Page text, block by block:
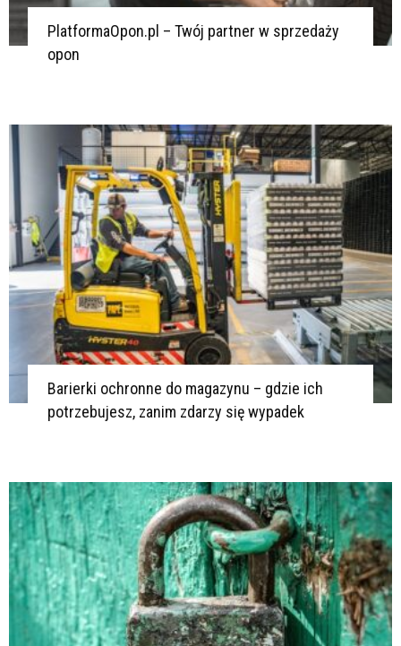
PlatformaOpon.pl – Twój partner w sprzedaży
opon
Barierki ochronne do magazynu – gdzie ich
potrzebujesz, zanim zdarzy się wypadek